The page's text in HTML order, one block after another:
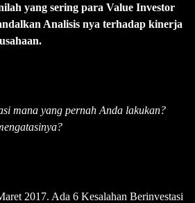
yang sering para Value Investor
Analisis nya terhadap kinerja
mana yang pernah Anda lakukan?
2017. Ada 6 Kesalahan Berinvestasi